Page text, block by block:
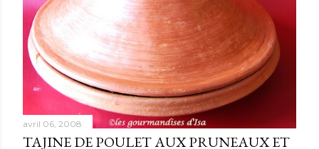
avril 06, 2008
TAJINE DE POULET AUX PRUNEAUX ET